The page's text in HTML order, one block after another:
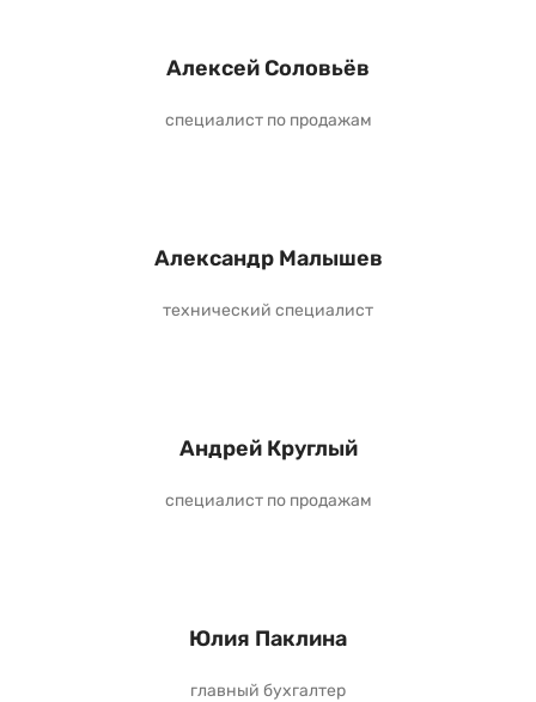
Алексей Соловьёв
специалист по продажам
Александр Малышев
технический специалист
Андрей Круглый
специалист по продажам
Юлия Паклина
главный бухгалтер